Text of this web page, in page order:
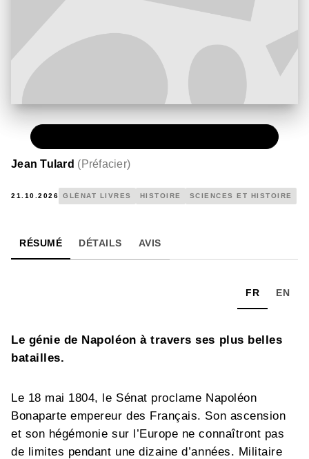
Jean Tulard (Préfacier)
21.10.2026 GLÉNAT LIVRES HISTOIRE SCIENCES ET HISTOIRE
RÉSUMÉ DÉTAILS AVIS
FR EN
Le génie de Napoléon à travers ses plus belles
batailles.
Le 18 mai 1804, le Sénat proclame Napoléon
Bonaparte empereur des Français. Son ascension
et son hégémonie sur l’Europe ne connaîtront pas
de limites pendant une dizaine d’années. Militaire